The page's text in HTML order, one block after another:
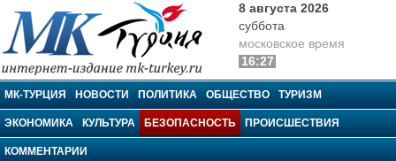
МК-Турция
8 августа 2026
суббота
московское время
16:27
МК-ТУРЦИЯ НОВОСТИ ПОЛИТИКА ОБЩЕСТВО ТУРИЗМ
ЭКОНОМИКА КУЛЬТУРА БЕЗОПАСНОСТЬ ПРОИСШЕСТВИЯ
КОММЕНТАРИИ